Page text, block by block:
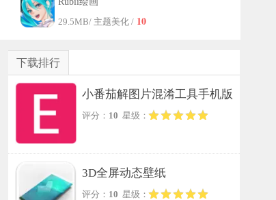
29.5MB/ 主题美化 / 10
下载排行
小番茄解图片混淆工具手机版
评分： 10 星级：
3D全屏动态壁纸
评分： 10 星级：